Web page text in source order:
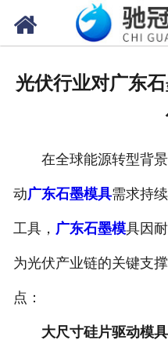
光伏行业对广东
在全球能源转型背景
动广东石墨模具需求持
工具， 广东石墨模具因
为光伏产业链的关键支
点：
大尺寸硅片驱动模